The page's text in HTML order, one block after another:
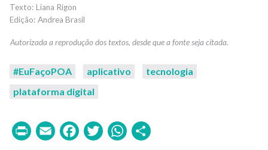
Liana Rigon
Andrea Brasil
#EuFaçoPOA aplicativo
tecnologia
plataforma digital
PrintEmailFacebook
TwitterWhatsApp